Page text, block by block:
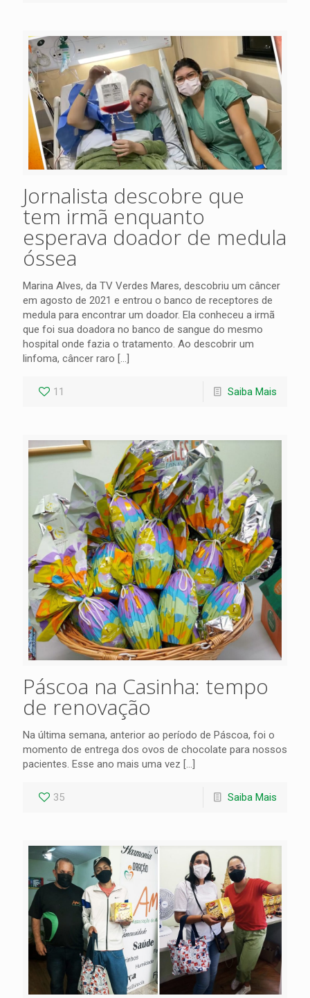
Jornalista descobre que
tem irmã enquanto
esperava doador de medula
óssea
Marina Alves, da TV Verdes Mares, descobriu um câncer
em agosto de 2021 e entrou o banco de receptores de
medula para encontrar um doador. Ela conheceu a irmã
que foi sua doadora no banco de sangue do mesmo
hospital onde fazia o tratamento. Ao descobrir um
linfoma, câncer raro […]
11 Saiba Mais
Páscoa na Casinha: tempo
de renovação
Na última semana, anterior ao período de Páscoa, foi o
momento de entrega dos ovos de chocolate para nossos
pacientes. Esse ano mais uma vez [...]
35 Saiba Mais